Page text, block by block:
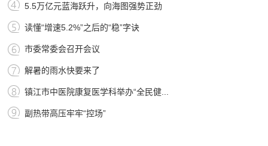
5.5万亿元蓝海跃升，向海图强势正劲
读懂“增速5.2%”之后的“稳”字诀
市委常委会召开会议
解暑的雨水快要来了
镇江市中医院康复医学科举办“全民健...
副热带高压牢牢“控场”